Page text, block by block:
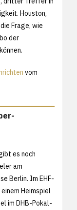
Houston,
Frage, wie
der
vom
es noch
am
Berlin. Im EHF-
Heimspiel
im DHB-Pokal-